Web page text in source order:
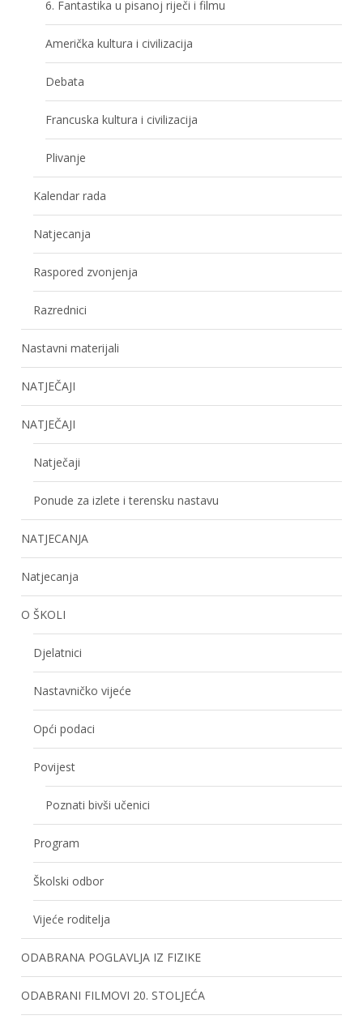
6. Fantastika u pisanoj riječi i filmu
Američka kultura i civilizacija
Debata
Francuska kultura i civilizacija
Plivanje
Kalendar rada
Natjecanja
Raspored zvonjenja
Razrednici
Nastavni materijali
NATJEČAJI
NATJEČAJI
Natječaji
Ponude za izlete i terensku nastavu
NATJECANJA
Natjecanja
O ŠKOLI
Djelatnici
Nastavničko vijeće
Opći podaci
Povijest
Poznati bivši učenici
Program
Školski odbor
Vijeće roditelja
ODABRANA POGLAVLJA IZ FIZIKE
ODABRANI FILMOVI 20. STOLJEĆA